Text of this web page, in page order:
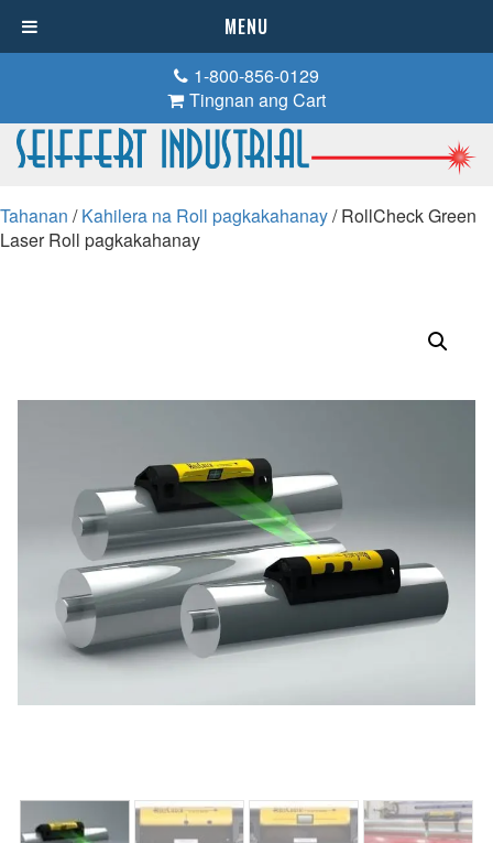
1-800-856-0129
Tingnan ang Cart
Tahanan /Kahilera na Roll pagkakahanay/ RollCheck Green
Laser Roll pagkakahanay
MENU